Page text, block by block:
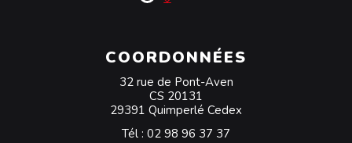
COORDONNÉES
32 rue de Pont-Aven
CS 20131
29391 Quimperlé Cedex
Tél : 02 98 96 37 37